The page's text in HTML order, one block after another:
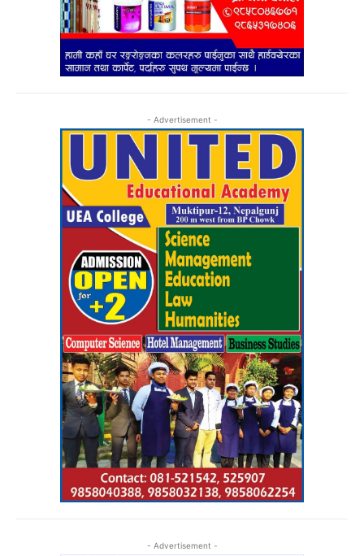
- Advertisement -
- Advertisement -